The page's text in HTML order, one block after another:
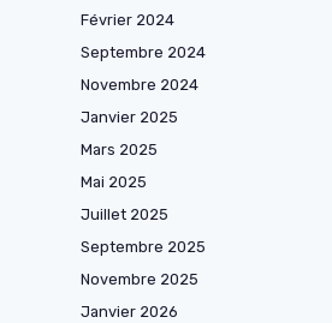
Février 2024
Septembre 2024
Novembre 2024
Janvier 2025
Mars 2025
Mai 2025
Juillet 2025
Septembre 2025
Novembre 2025
Janvier 2026